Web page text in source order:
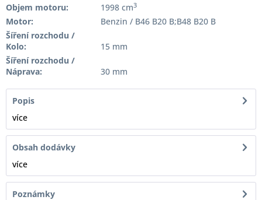
Objem motoru:
1998 cm3
Motor:
Benzin / B46 B20 B;B48 B20 B
Šíření rozchodu /
Kolo:
15 mm
Šíření rozchodu /
Náprava:
30 mm
Popis
více
Obsah dodávky
více
Poznámky